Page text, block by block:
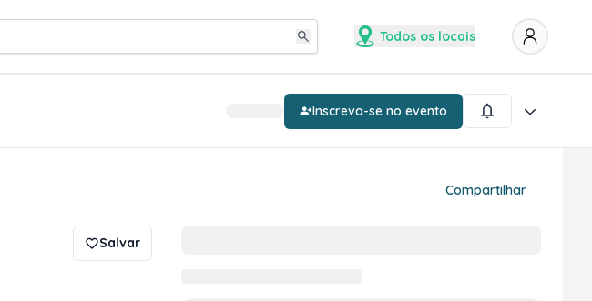
Todos os locais
Inscreva-se no evento
Compartilhar
Salvar